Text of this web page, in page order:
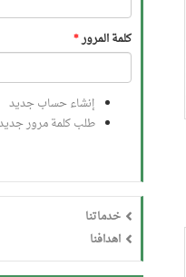
كلمة المرور*
إنشاء حساب جديد
طلب كلمة مرور
خدماتنا
اهدافنا